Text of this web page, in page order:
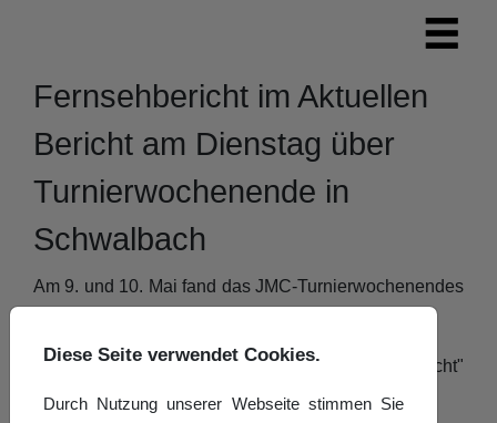
Fernsehbericht im Aktuellen
Bericht am Dienstag über
Turnierwochenende in
Schwalbach
Am 9. und 10. Mai fand das JMC-Turnierwochenendes
Hier der Bericht, der in der Sendung "Aktueller Bericht"
am 12. Mai ausgestrahlt wurde.
Diese Seite verwendet Cookies.
Durch Nutzung unserer Webseite stimmen Sie